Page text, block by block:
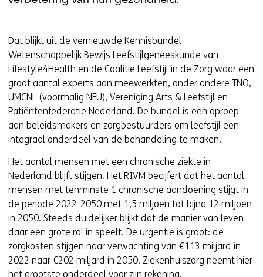
Dat blijkt uit de vernieuwde Kennisbundel
Wetenschappelijk Bewijs Leefstijlgeneeskunde van
Lifestyle4Health en de Coalitie Leefstijl in de Zorg waar een
groot aantal experts aan meewerkten, onder andere TNO,
UMCNL (voormalig NFU), Vereniging Arts & Leefstijl en
Patiëntenfederatie Nederland. De bundel is een oproep
aan beleidsmakers en zorgbestuurders om leefstijl een
integraal onderdeel van de behandeling te maken.
Het aantal mensen met een chronische ziekte in
Nederland blijft stijgen. Het RIVM becijfert dat het aantal
mensen met tenminste 1 chronische aandoening stijgt in
de periode 2022-2050 met 1,5 miljoen tot bijna 12 miljoen
in 2050. Steeds duidelijker blijkt dat de manier van leven
daar een grote rol in speelt. De urgentie is groot: de
zorgkosten stijgen naar verwachting van €113 miljard in
2022 naar €202 miljard in 2050. Ziekenhuiszorg neemt hier
het grootste onderdeel voor zijn rekening.